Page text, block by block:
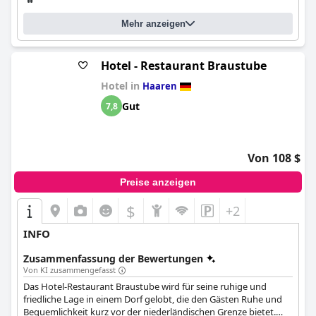
Parkmöglichkeiten und einen technologieorientierten Ansatz in
Bezug auf die Gastfreundschaft auszeichnet, der Effizienz und
Autonomie in den Vordergrund stellt.
Mehr anzeigen
Hotel - Restaurant Braustube
Hotel in Haaren
7,8 Gut
Von 108 $
Preise anzeigen
$ +2
INFO
Zusammenfassung der Bewertungen
Von KI zusammengefasst
Das Hotel-Restaurant Braustube wird für seine ruhige und
friedliche Lage in einem Dorf gelobt, die den Gästen Ruhe und
Bequemlichkeit kurz vor der niederländischen Grenze bietet.